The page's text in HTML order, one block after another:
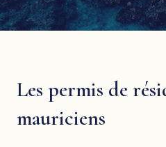
Les permis de
mauriciens